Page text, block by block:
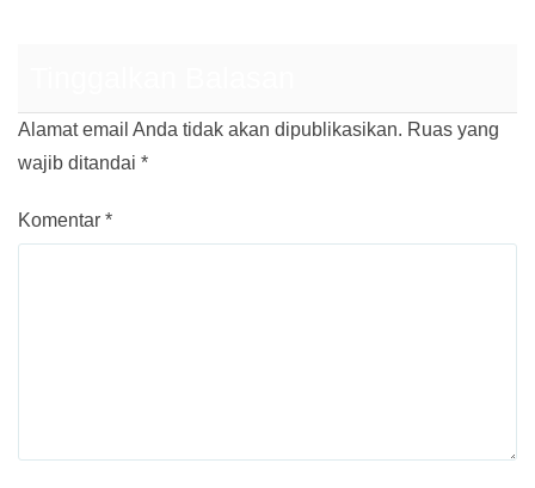
Alamat email Anda tidak akan dipublikasikan. Ruas yang
wajib ditandai *
Komentar *